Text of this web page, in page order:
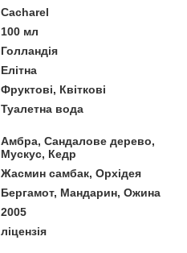
Cacharel
100 мл
Голландія
Елітна
Фруктові, Квіткові
Туалетна вода
Амбра, Сандалове дерево,
Мускус, Кедр
Жасмин самбак, Орхідея
Бергамот, Мандарин, Ожина
2005
ліцензія